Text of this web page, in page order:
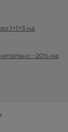
1+1=3 на
−20% на